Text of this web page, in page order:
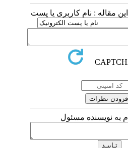
مقاله : نام کاربری یا پست
به نویسنده مسئول